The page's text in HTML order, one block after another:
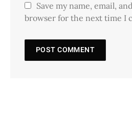
Save my name, email,
browser for the next time I